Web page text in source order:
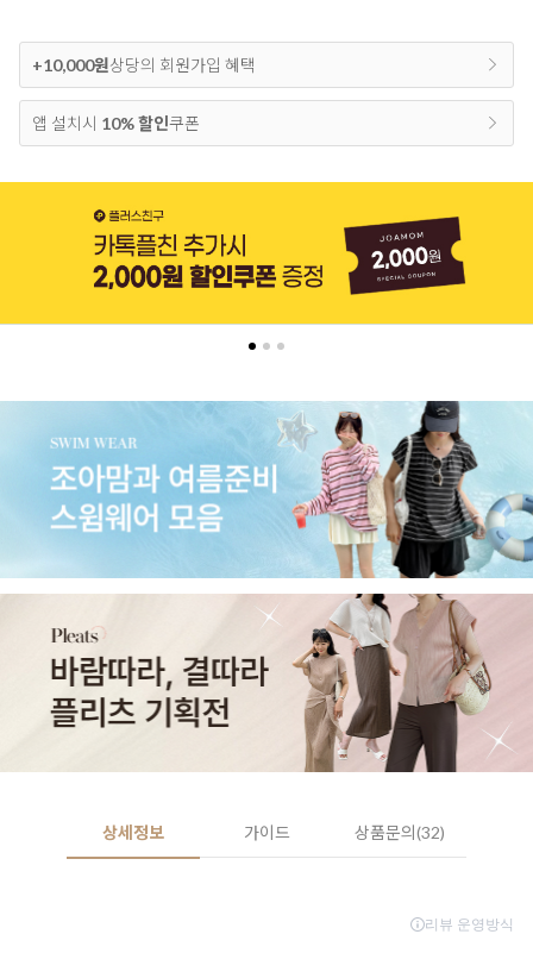
+10,000원상당의 회원가입 혜택
앱 설치시 10% 할인쿠폰
상세정보 가이드 상품문의(32)